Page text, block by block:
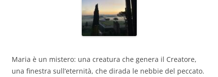
Maria è un mistero: una creatura che genera il Creatore,
una finestra sull’eternità, che dirada le nebbie del peccato.